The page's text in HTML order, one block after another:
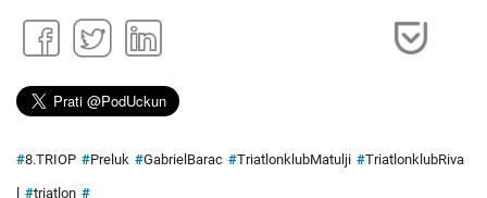
#8.TRIOP #Preluk #GabrielBarac #TriatlonklubMatulji #TriatlonklubRiva
#triatlon #